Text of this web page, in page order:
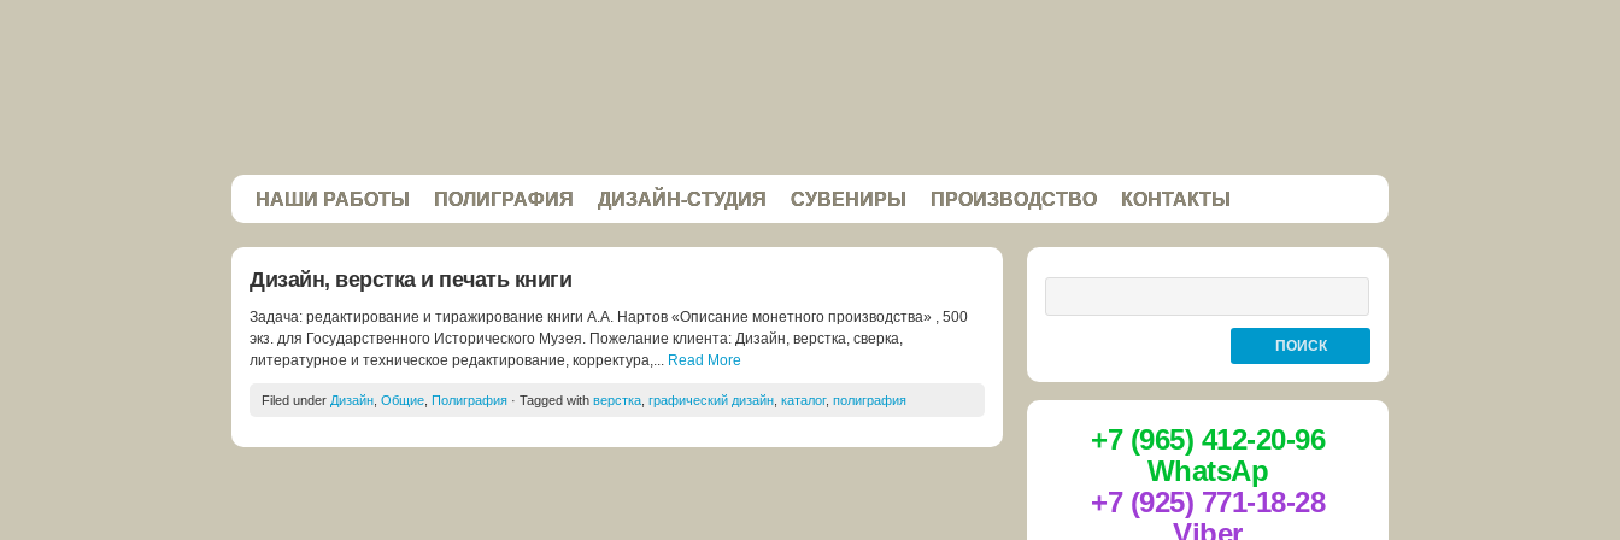
НАШИ РАБОТЫ ПОЛИГРАФИЯ ДИЗАЙН-СТУДИЯ СУВЕНИРЫ ПРОИЗВОДСТВО КОНТАКТЫ
Дизайн, верстка и печать книги
Задача: редактирование и тиражирование книги А.А. Нартов «Описание монетного производства» , 500
экз. для Государственного Исторического Музея. Пожелание клиента: Дизайн, верстка, сверка,
литературное и техническое редактирование, корректура,... Read More
Filed under Дизайн Общие Полиграфия · Tagged with верстка графический дизайн каталог, полиграфия
+7 (965) 412-20-96
WhatsAp
+7 (925) 771-18-28
Viber